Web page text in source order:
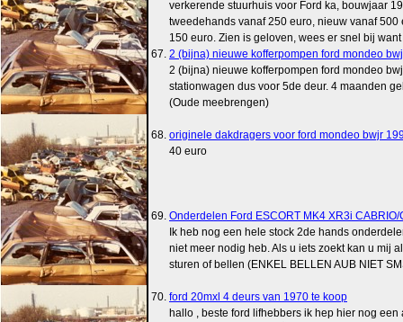
verkerende stuurhuis voor Ford ka, bouwjaar
tweedehands vanaf 250 euro, nieuw vanaf 500
150 euro. Zien is geloven, wees er snel bij
67. 2 (bijna) nieuwe kofferpompen ford mondeo
2 (bijna) nieuwe kofferpompen ford mondeo
stationwagen dus voor 5de deur. 4 maanden
(Oude meebrengen)
68. originele dakdragers voor ford mondeo bwjr
40 euro
69. Onderdelen Ford ESCORT MK4 XR3i CABRIO/
Ik heb nog een hele stock 2de hands
niet meer nodig heb. Als u iets zoekt kan u mij
sturen of bellen (ENKEL BELLEN AUB NIET
70. ford 20mxl 4 deurs van 1970 te koop
hallo , beste ford lifhebbers ik hep hier nog een